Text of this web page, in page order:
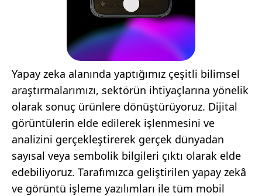
Yapay zeka alanında yaptığımız çeşitli bilimsel
araştırmalarımızı, sektörün ihtiyaçlarına yönelik
olarak sonuç ürünlere dönüştürüyoruz. Dijital
görüntülerin elde edilerek işlenmesini ve
analizini gerçekleştirerek gerçek dünyadan
sayısal veya sembolik bilgileri çıktı olarak elde
edebiliyoruz. Tarafımızca geliştirilen yapay zekâ
ve görüntü işleme yazılımları ile tüm mobil